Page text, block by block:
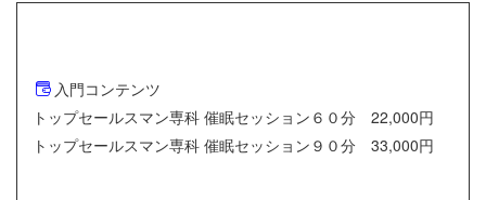
入門コンテンツ
トップセールスマン専科 催眠セッション６０分 22,000円
トップセールスマン専科 催眠セッション９０分 33,000円